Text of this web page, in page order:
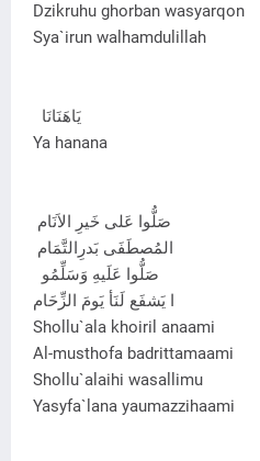
Dzikruhu ghorban wasyarqon
Sya`irun walhamdulillah
يَاهَنَانَا
Ya hanana
صَلُّوا عَلى خَيرِ الاَنَام
المُصطَفَى بَدرِالتَّمَام
صَلُّوا عَلَيهِ وَسَلِّمُو
ا يَشفَع لَنَأ يَومَ الزِّحَام
Shollu`ala khoiril anaami
Al-musthofa badrittamaami
Shollu`alaihi wasallimu
Yasyfa`lana yaumazzihaami